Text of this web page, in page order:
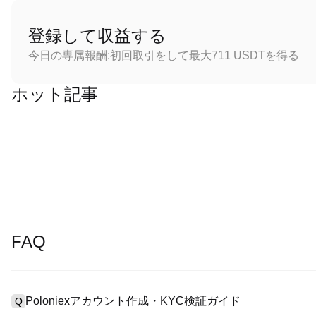
登録して収益する
今日の専属報酬:初回取引をして最大711 USDTを得る
ホット記事
FAQ
Q Poloniexアカウント作成・KYC検証ガイド